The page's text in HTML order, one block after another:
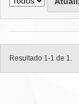
Resultado 1-1 de 1.